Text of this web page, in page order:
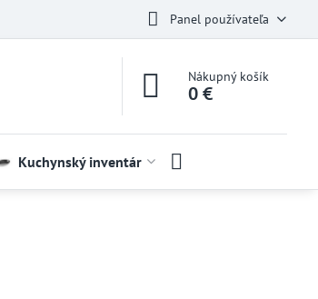
Panel používateľa
Nákupný košík
0 €
Kuchynský inventár